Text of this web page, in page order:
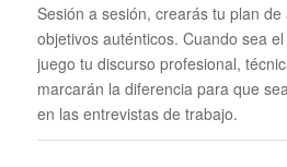
Sesión a sesión, crearás tu plan
objetivos auténticos. Cuando sea
juego tu discurso profesional,
marcarán la diferencia para que
en las entrevistas de trabajo.